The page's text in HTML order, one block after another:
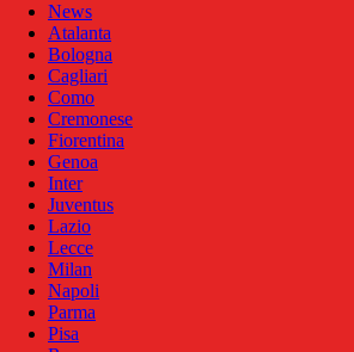
News
Atalanta
Bologna
Cagliari
Como
Cremonese
Fiorentina
Genoa
Inter
Juventus
Lazio
Lecce
Milan
Napoli
Parma
Pisa